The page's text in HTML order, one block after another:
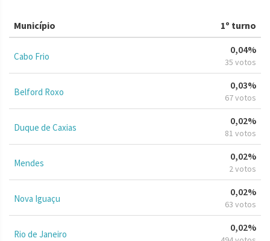
Município 1º turno
Cabo Frio
0,04%
35 votos
Belford Roxo
0,03%
67 votos
Duque de Caxias
0,02%
81 votos
Mendes
0,02%
2 votos
Nova Iguaçu
0,02%
63 votos
Rio de Janeiro
0,02%